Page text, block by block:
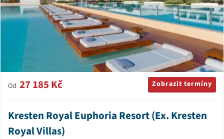
Od 27 185 Kč Zobrazit termíny
Kresten Royal Euphoria Resort (Ex. Kresten
Royal Villas)